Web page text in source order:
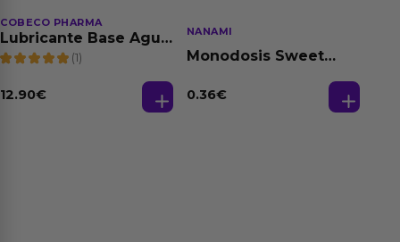
COBECO PHARMA
Lubricante Base Agua
100% Natural 125 ml
(1)
12.90€
NANAMI
Monodosis Sweet
0.36€